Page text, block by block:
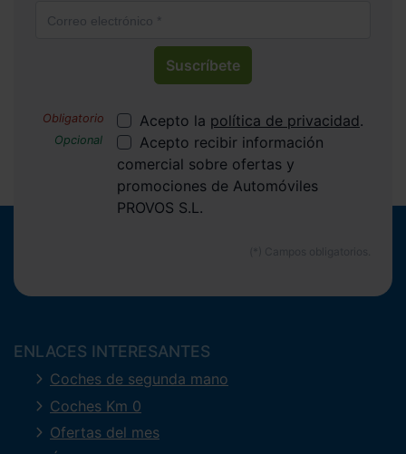
Suscríbete
Acepto la política de privacidad.
Acepto recibir información
comercial sobre ofertas y
promociones de Automóviles
PROVOS S.L.
ENLACES INTERESANTES
Coches de segunda mano
Coches Km 0
Ofertas del mes